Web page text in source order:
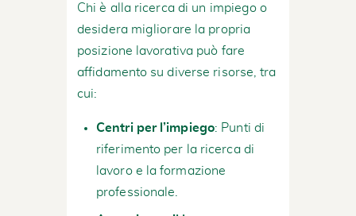
Chi è alla ricerca di un impiego o
desidera migliorare la propria
posizione lavorativa può fare
affidamento su diverse risorse, tra
cui:
Centri per l’impiego: Punti di
riferimento per la ricerca di
lavoro e la formazione
professionale.